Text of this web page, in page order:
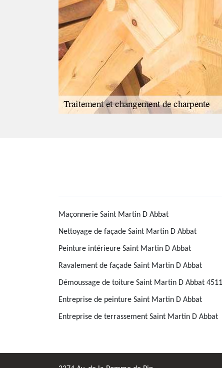
Maçonnerie Saint Martin D Abbat
Nettoyage de façade Saint Martin D Abbat
Peinture intérieure Saint Martin D Abbat
Ravalement de façade Saint Martin D Abbat
Démoussage de toiture Saint Martin D Abbat
Entreprise de peinture Saint Martin D Abbat
Entreprise de terrassement Saint Martin D Abbat